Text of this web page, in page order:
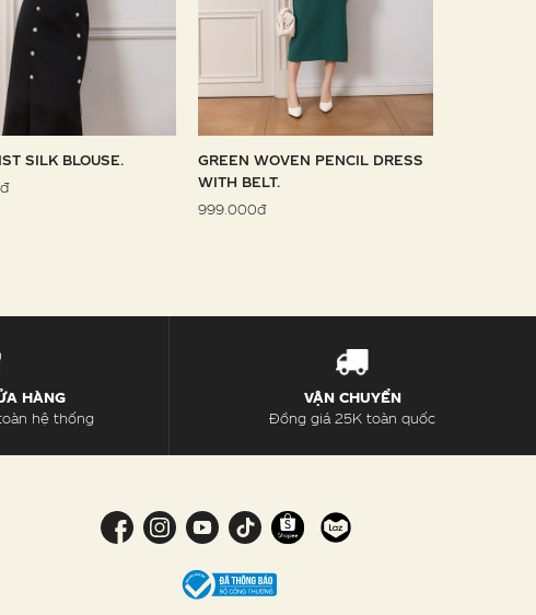
SILK BLOUSE.
GREEN WOVEN PENCIL DRESS
WITH BELT.
999.000đ
HÀNG
hệ thống
VẬN CHUYỂN
Đồng giá 25K toàn quốc